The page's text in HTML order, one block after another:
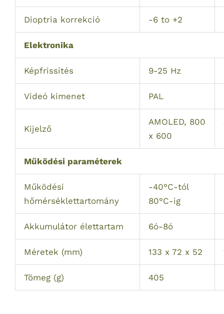
Dioptria korrekció -6 to +2
Elektronika
Képfrissítés 9-25 Hz
Videó kimenet PAL
Kijelző
AMOLED, 800
x 600
Működési paraméterek
Működési
hőmérséklettartomány
-40°C-tól
80°C-ig
Akkumulátor élettartam 6ó-8ó
Méretek (mm) 133 x 72 x 52
Tömeg (g) 405